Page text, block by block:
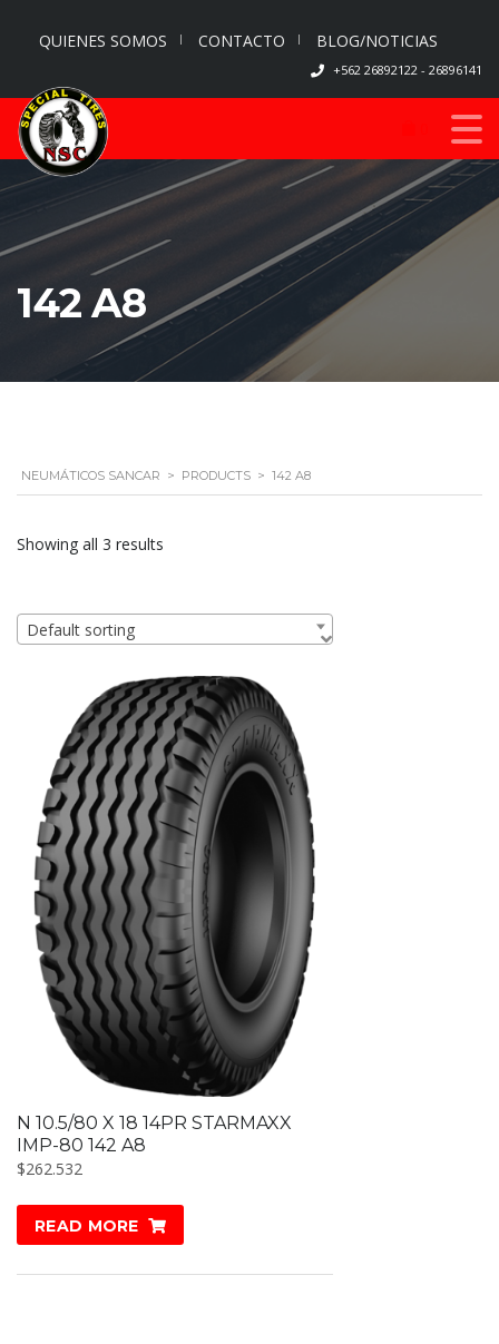
QUIENES SOMOS CONTACTO BLOG/NOTICIAS
+562 26892122 - 26896141
142 A8
NEUMÁTICOS SANCAR > PRODUCTS > 142 A8
Showing all 3 results
Default sorting
N 10.5/80 X 18 14PR STARMAXX
IMP-80 142 A8
$262.532
READ MORE